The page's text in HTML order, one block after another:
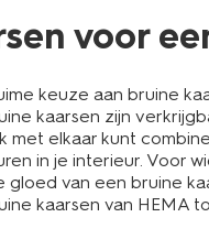
voor
keuze aan bruine
kaarsen zijn
met elkaar kunt
in je interieur. Voor
gloed van een bruine
kaarsen van HEMA